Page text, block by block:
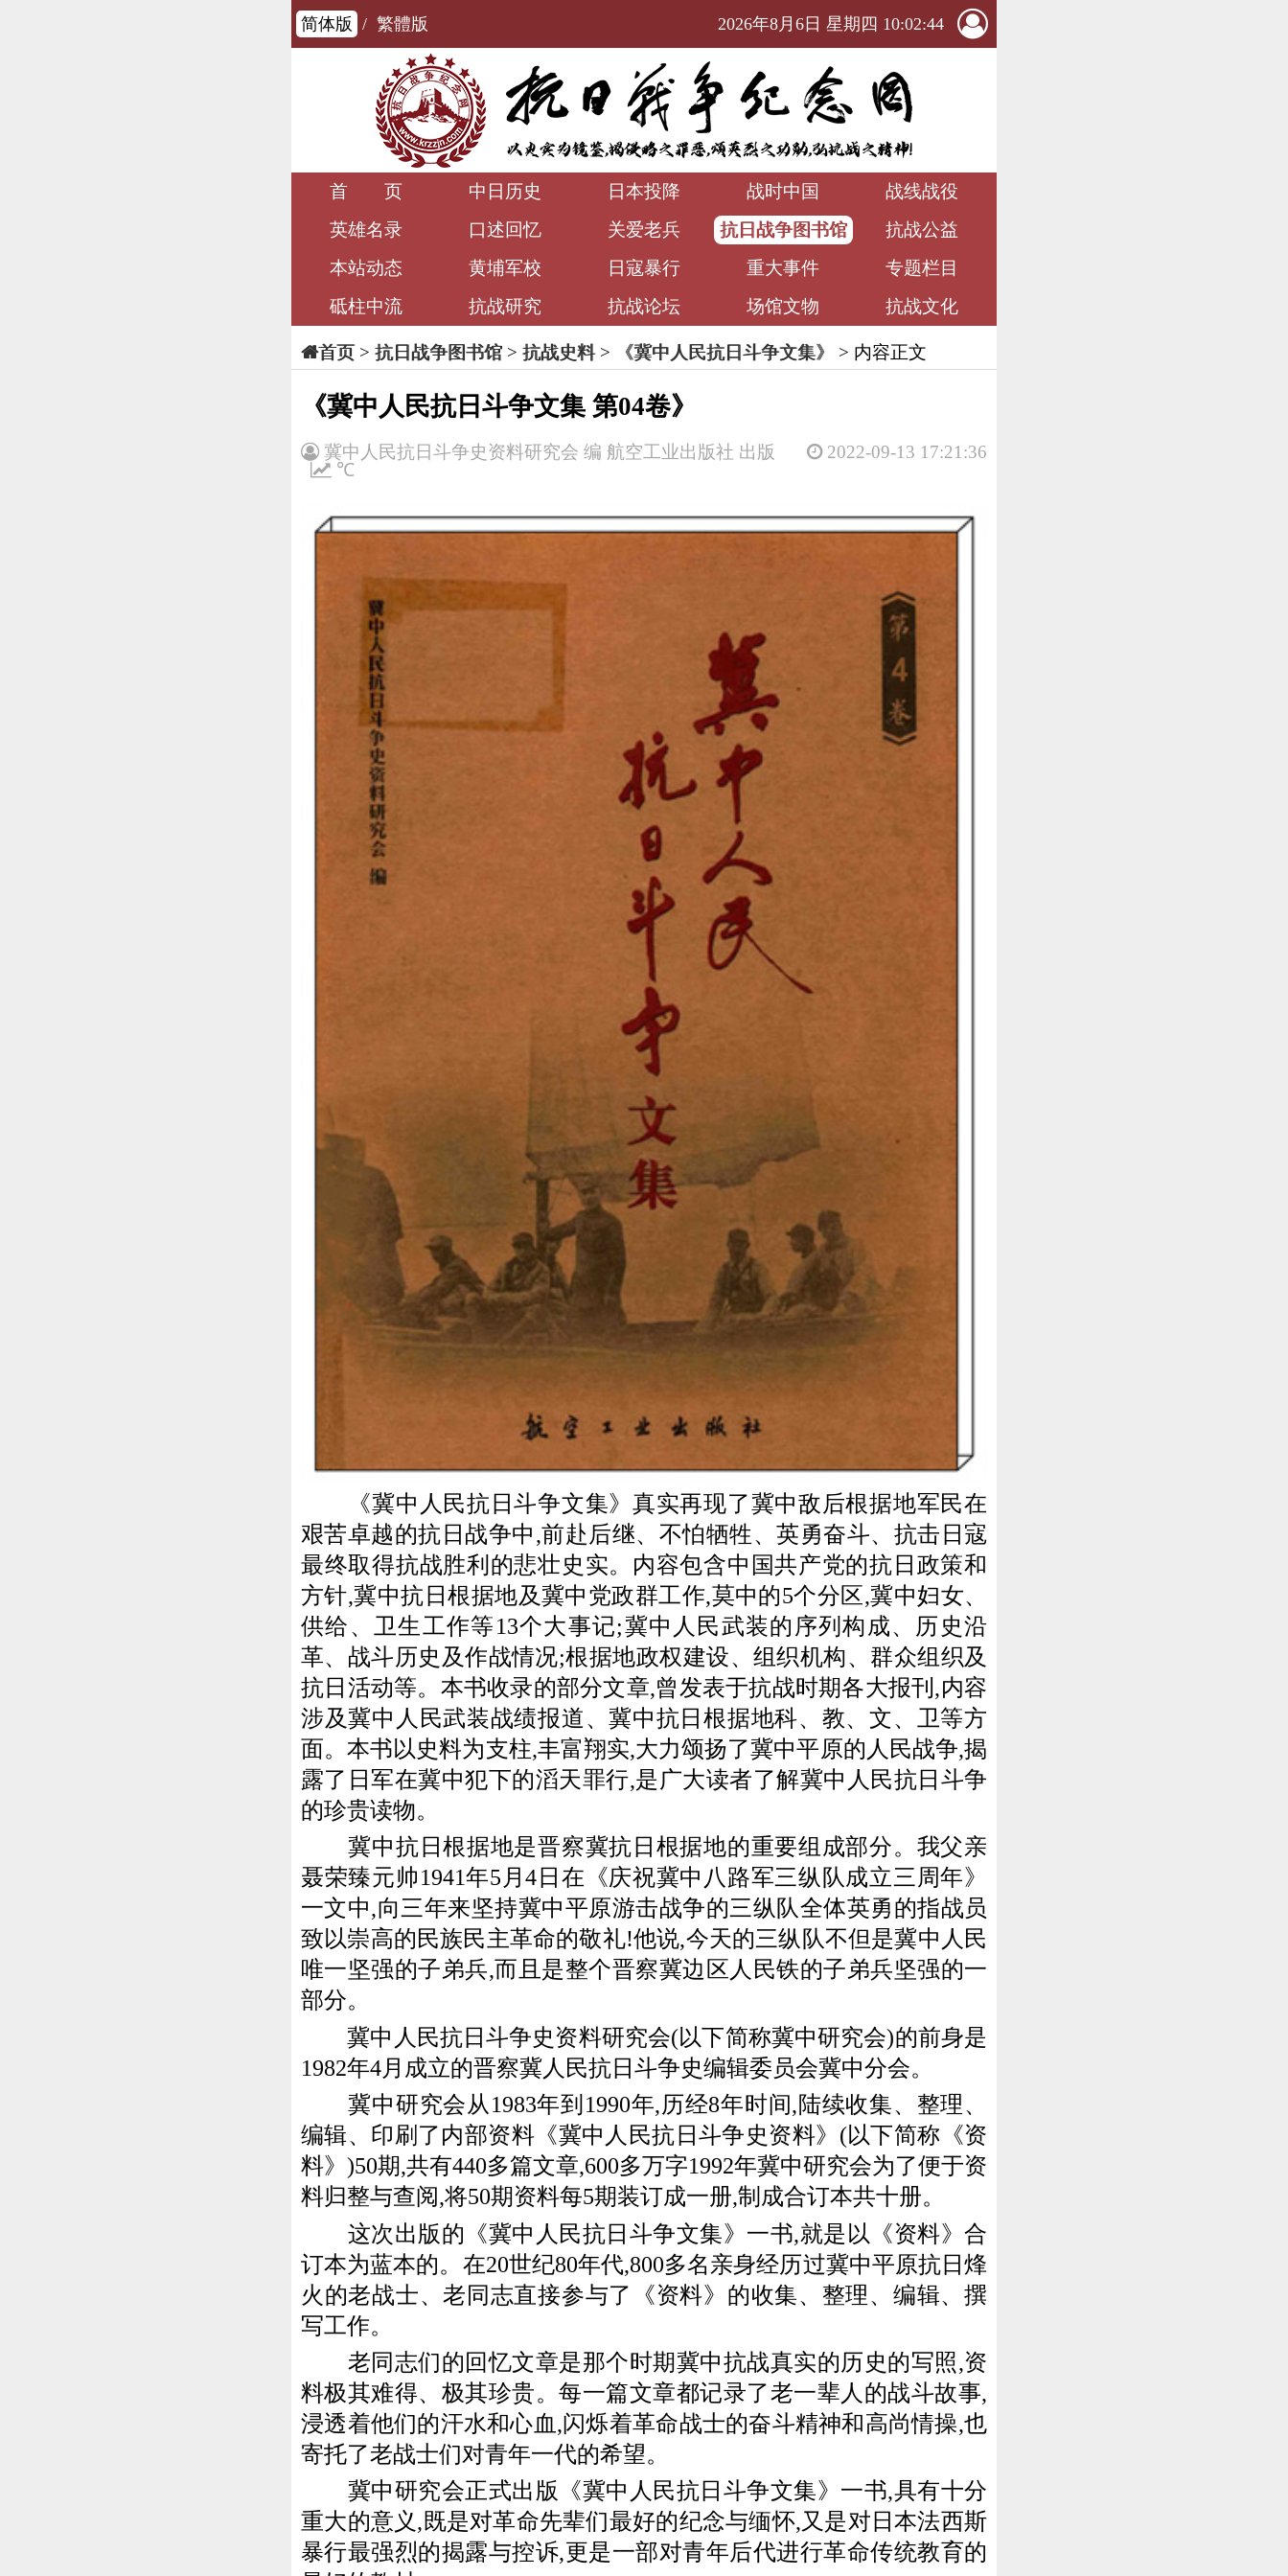
简体版 / 繁體版 2026年8月6日 星期四 10:02:45
首 页 中日历史 日本投降 战时中国
战线战役
英雄名录
口述回忆 关爱老兵 抗日战争图书馆
抗战公益
本站动态
黄埔军校 日寇暴行 重大事件
专题栏目
砥柱中流
抗战研究 抗战论坛 场馆文物 抗战文化
首页> 抗日战争图书馆 > 抗战史料> 《冀中人民抗日斗争文集》 > 内容正文
《冀中人民抗日斗争文集 第04卷》
冀中人民抗日斗争史资料研究会 编 航空工业出版社 出版
2022-09-13 17:21:36
℃
《冀中人民抗日斗争文集》真实再现了冀中敌后根据地军民在
艰苦卓越的抗日战争中,前赴后继、不怕牺牲、英勇奋斗、抗击日寇
最终取得抗战胜利的悲壮史实。内容包含中国共产党的抗日政策和
方针,冀中抗日根据地及冀中党政群工作,莫中的5个分区,冀中妇女、
供给、卫生工作等13个大事记;冀中人民武装的序列构成、历史沿
革、战斗历史及作战情况;根据地政权建设、组织机构、群众组织及
抗日活动等。本书收录的部分文章,曾发表于抗战时期各大报刊,内容
涉及冀中人民武装战绩报道、冀中抗日根据地科、教、文、卫等方
面。本书以史料为支柱,丰富翔实,大力颂扬了冀中平原的人民战争,揭
露了日军在冀中犯下的滔天罪行,是广大读者了解冀中人民抗日斗争
的珍贵读物。
冀中抗日根据地是晋察冀抗日根据地的重要组成部分。我父亲
聂荣臻元帅1941年5月4日在《庆祝冀中八路军三纵队成立三周年》
一文中,向三年来坚持冀中平原游击战争的三纵队全体英勇的指战员
致以崇高的民族民主革命的敬礼!他说,今天的三纵队不但是冀中人民
唯一坚强的子弟兵,而且是整个晋察冀边区人民铁的子弟兵坚强的一
部分。
冀中人民抗日斗争史资料研究会(以下简称冀中研究会)的前身是
1982年4月成立的晋察冀人民抗日斗争史编辑委员会冀中分会。
冀中研究会从1983年到1990年,历经8年时间,陆续收集、整理、
编辑、印刷了内部资料《冀中人民抗日斗争史资料》(以下简称《资
料》)50期,共有440多篇文章,600多万字1992年冀中研究会为了便于资
料归整与查阅,将50期资料每5期装订成一册,制成合订本共十册。
这次出版的《冀中人民抗日斗争文集》一书,就是以《资料》合
订本为蓝本的。在20世纪80年代,800多名亲身经历过冀中平原抗日烽
火的老战士、老同志直接参与了《资料》的收集、整理、编辑、撰
写工作。
老同志们的回忆文章是那个时期冀中抗战真实的历史的写照,资
料极其难得、极其珍贵。每一篇文章都记录了老一辈人的战斗故事,
浸透着他们的汗水和心血,闪烁着革命战士的奋斗精神和高尚情操,也
寄托了老战士们对青年一代的希望。
冀中研究会正式出版《冀中人民抗日斗争文集》一书,具有十分
重大的意义,既是对革命先辈们最好的纪念与缅怀,又是对日本法西斯
暴行最强烈的揭露与控诉,更是一部对青年后代进行革命传统教育的